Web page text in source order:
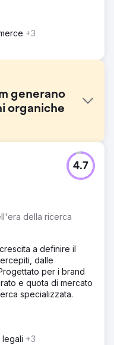
+3
generano
organiche
al 100% alla
offline per
non aveva alcuna
trascurabile e i
alcuna richiesta.
Meta Ads stava
del tasso di
e il brand non
della domanda
di marketing
SEO e social
di marketing
ha creato landing
della ricerca
4.7
a definire il
dalle
per i brand
e quota di mercato
specializzata.
legali +3